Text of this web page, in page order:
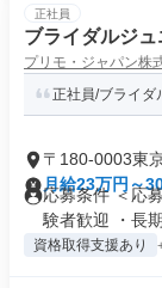
正社員
ブライダルジ
プリモ・ジャパン株
正社員/ブライダ
〒180-0003東
月給23万円～
応募条件 ＜応
験者歓迎 ・長
資格取得支援あり